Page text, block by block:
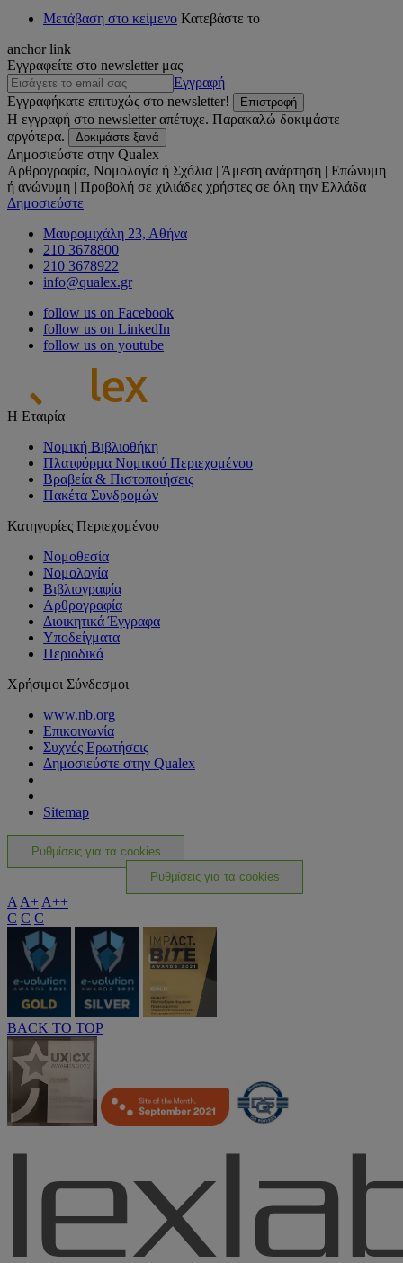
Μετάβαση στο κείμενο Κατεβάστε το
anchor link
Εγγραφείτε στο newsletter μας
Εγγραφή
Εγγραφήκατε επιτυχώς στο newsletter!
Επιστροφή
Η εγγραφή στο newsletter απέτυχε. Παρακαλώ δοκιμάστε
αργότερα.
Δοκιμάστε ξανά
Δημοσιεύστε στην Qualex
Αρθρογραφία, Νομολογία ή Σχόλια | Άμεση ανάρτηση | Επώνυμη
ή ανώνυμη | Προβολή σε χιλιάδες χρήστες σε όλη την Ελλάδα
Δημοσιεύστε
Μαυρομιχάλη 23, Αθήνα
210 3678800
210 3678922
info@qualex.gr
follow us on Facebook
follow us on LinkedIn
follow us on youtube
Η Εταιρία
Νομική Βιβλιοθήκη
Πλατφόρμα Νομικού Περιεχομένου
Βραβεία & Πιστοποιήσεις
Πακέτα Συνδρομών
Κατηγορίες Περιεχομένου
Νομοθεσία
Νομολογία
Βιβλιογραφία
Αρθρογραφία
Διοικητικά Έγγραφα
Υποδείγματα
Περιοδικά
Χρήσιμοι Σύνδεσμοι
www.nb.org
Επικοινωνία
Συχνές Ερωτήσεις
Δημοσιεύστε στην Qualex
Sitemap
Ρυθμίσεις για τα cookies
Ρυθμίσεις για τα cookies
A A+ A++
C C C
BACK TO TOP